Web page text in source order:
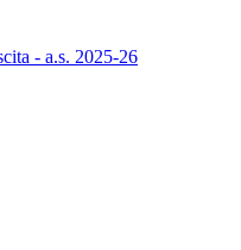
- a.s. 2025-26